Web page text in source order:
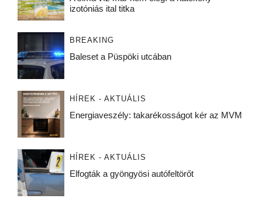
izotóniás ital titka
BREAKING
Baleset a Püspöki utcában
HÍREK - AKTUÁLIS
Energiaveszély: takarékosságot kér az MVM
HÍREK - AKTUÁLIS
Elfogták a gyöngyösi autófeltörőt